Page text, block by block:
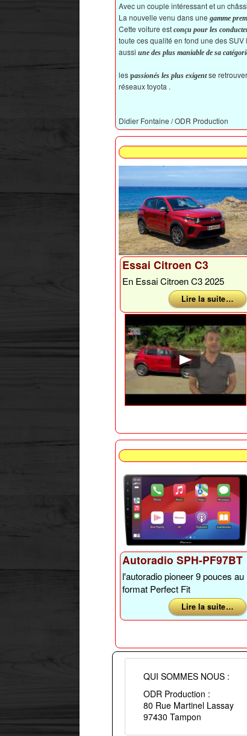
Avec un couple intéressant et un
La nouvelle venu dans une gamme
Cette voiture est conçu pour les
toute ces qualité en fond une des
aussi une des plus maniable de sa
les passionés les plus exigentse
réseaux toyota .
Didier Fontaine / ODR Production
Essai Citroen C3
En Essai Citroen C3 2025
Lire la suite …
Autoradio SPH-PF97BT
l'autoradio pioneer 9 pouces au
format Perfect Fit
Lire la suite …
QUI SOMMES NOUS :
ODR Production :
80 Rue Martinel Lassay
97430 Tampon